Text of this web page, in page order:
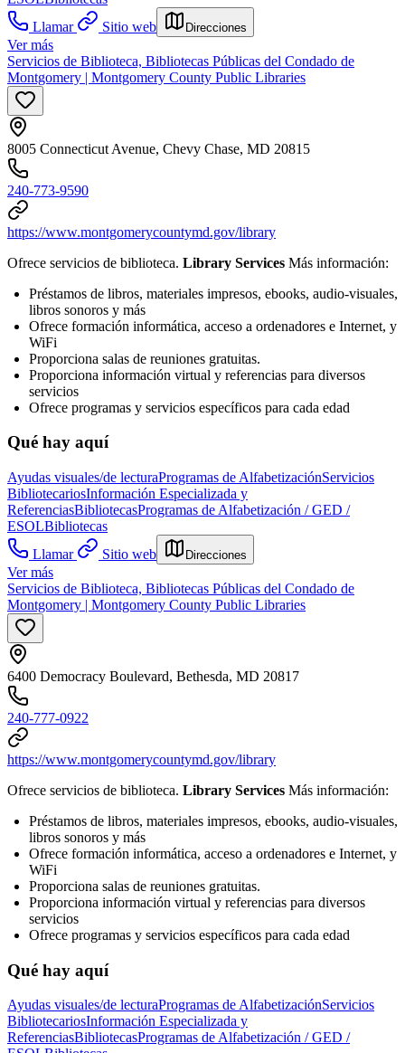
Llamar
Sitio web Direcciones
Ver más
Servicios de Biblioteca, Bibliotecas Públicas del Condado de
Montgomery | Montgomery County Public Libraries
8005 Connecticut Avenue, Chevy Chase, MD 20815
240-773-9590
https://www.montgomerycountymd.gov/library
Ofrece servicios de biblioteca. Library Services Más información:
Préstamos de libros, materiales impresos, ebooks, audio-visuales,
libros sonoros y más
Ofrece formación informática, acceso a ordenadores e Internet, y
WiFi
Proporciona salas de reuniones gratuitas.
Proporciona información virtual y referencias para diversos
servicios
Ofrece programas y servicios específicos para cada edad
Qué hay aquí
Ayudas visuales/de lecturaProgramas de AlfabetizaciónServicios
BibliotecariosInformación Especializada y
ReferenciasBibliotecasProgramas de Alfabetización / GED /
ESOLBibliotecas
Llamar
Sitio web Direcciones
Ver más
Servicios de Biblioteca, Bibliotecas Públicas del Condado de
Montgomery | Montgomery County Public Libraries
6400 Democracy Boulevard, Bethesda, MD 20817
240-777-0922
https://www.montgomerycountymd.gov/library
Ofrece servicios de biblioteca. Library Services Más información:
Préstamos de libros, materiales impresos, ebooks, audio-visuales,
libros sonoros y más
Ofrece formación informática, acceso a ordenadores e Internet, y
WiFi
Proporciona salas de reuniones gratuitas.
Proporciona información virtual y referencias para diversos
servicios
Ofrece programas y servicios específicos para cada edad
Qué hay aquí
Ayudas visuales/de lecturaProgramas de AlfabetizaciónServicios
BibliotecariosInformación Especializada y
ReferenciasBibliotecasProgramas de Alfabetización / GED /